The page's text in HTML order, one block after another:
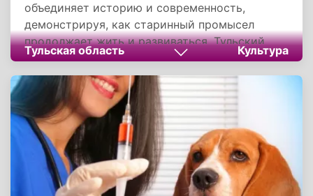
объединяет историю и современность,
демонстрируя, как старинный промысел
продолжает жить и развиваться. Тульский
пряник остается не просто сладким
угощением, а символом мастерства,
гостеприимства и преемственности
поколений, вносящим свой уникальный вкус в
культурную палитру России.
Тульская область Культура